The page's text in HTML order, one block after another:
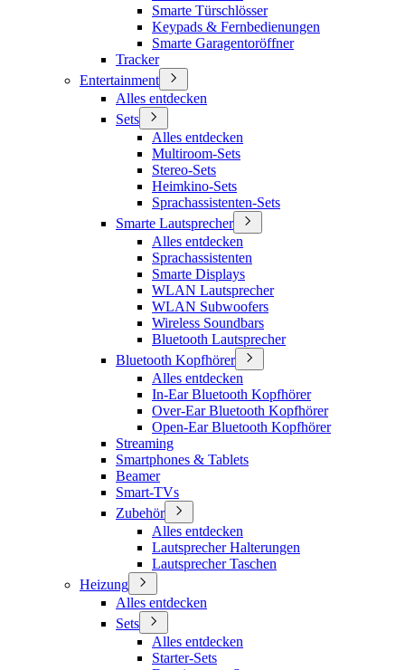
Smarte Türschlösser
Keypads & Fernbedienungen
Smarte Garagentoröffner
Tracker
Entertainment
Alles entdecken
Sets
Alles entdecken
Multiroom-Sets
Stereo-Sets
Heimkino-Sets
Sprachassistenten-Sets
Smarte Lautsprecher
Alles entdecken
Sprachassistenten
Smarte Displays
WLAN Lautsprecher
WLAN Subwoofers
Wireless Soundbars
Bluetooth Lautsprecher
Bluetooth Kopfhörer
Alles entdecken
In-Ear Bluetooth Kopfhörer
Over-Ear Bluetooth Kopfhörer
Open-Ear Bluetooth Kopfhörer
Streaming
Smartphones & Tablets
Beamer
Smart-TVs
Zubehör
Alles entdecken
Lautsprecher Halterungen
Lautsprecher Taschen
Heizung
Alles entdecken
Sets
Alles entdecken
Starter-Sets